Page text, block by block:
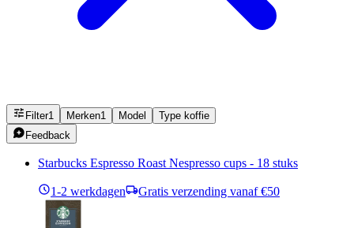
Filter1 Merken1 Model
Type koffie
Feedback
Starbucks Espresso Roast Nespresso cups - 18 stuks
1-2 werkdagen Gratis verzending vanaf €50